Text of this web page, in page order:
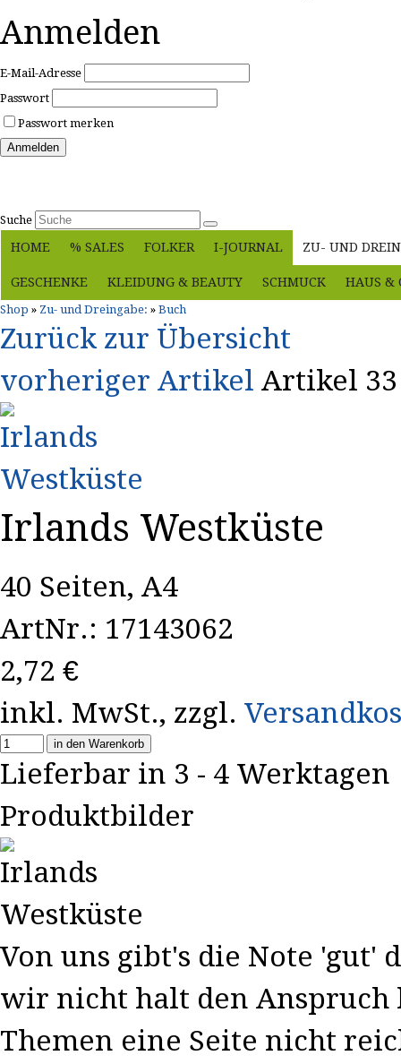
Anmelden
E-Mail-Adresse
Passwort
Passwort merken
Anmelden
Suche
HOME % SALES FOLKER I-JOURNAL ZU- UND
GESCHENKE KLEIDUNG & BEAUTY SCHMUCK HAUS &
Shop » Zu- und Dreingabe: » Buch
Zurück zur Übersicht
vorheriger Artikel Artikel
Irlands Westküste
40 Seiten, A4
ArtNr.: 17143062
2,72 €
inkl. MwSt., zzgl.
in den Warenkorb
Lieferbar in 3 - 4 Werktagen
Produktbilder
Von uns gibt's die Note 'gut'
wir nicht halt den Anspruch
Themen eine Seite nicht